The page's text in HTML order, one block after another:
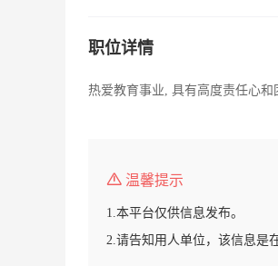
职位详情
热爱教育事业, 具有高度责任心和
温馨提示
1.本平台仅供信息发布。
2.请告知用人单位，该信息是